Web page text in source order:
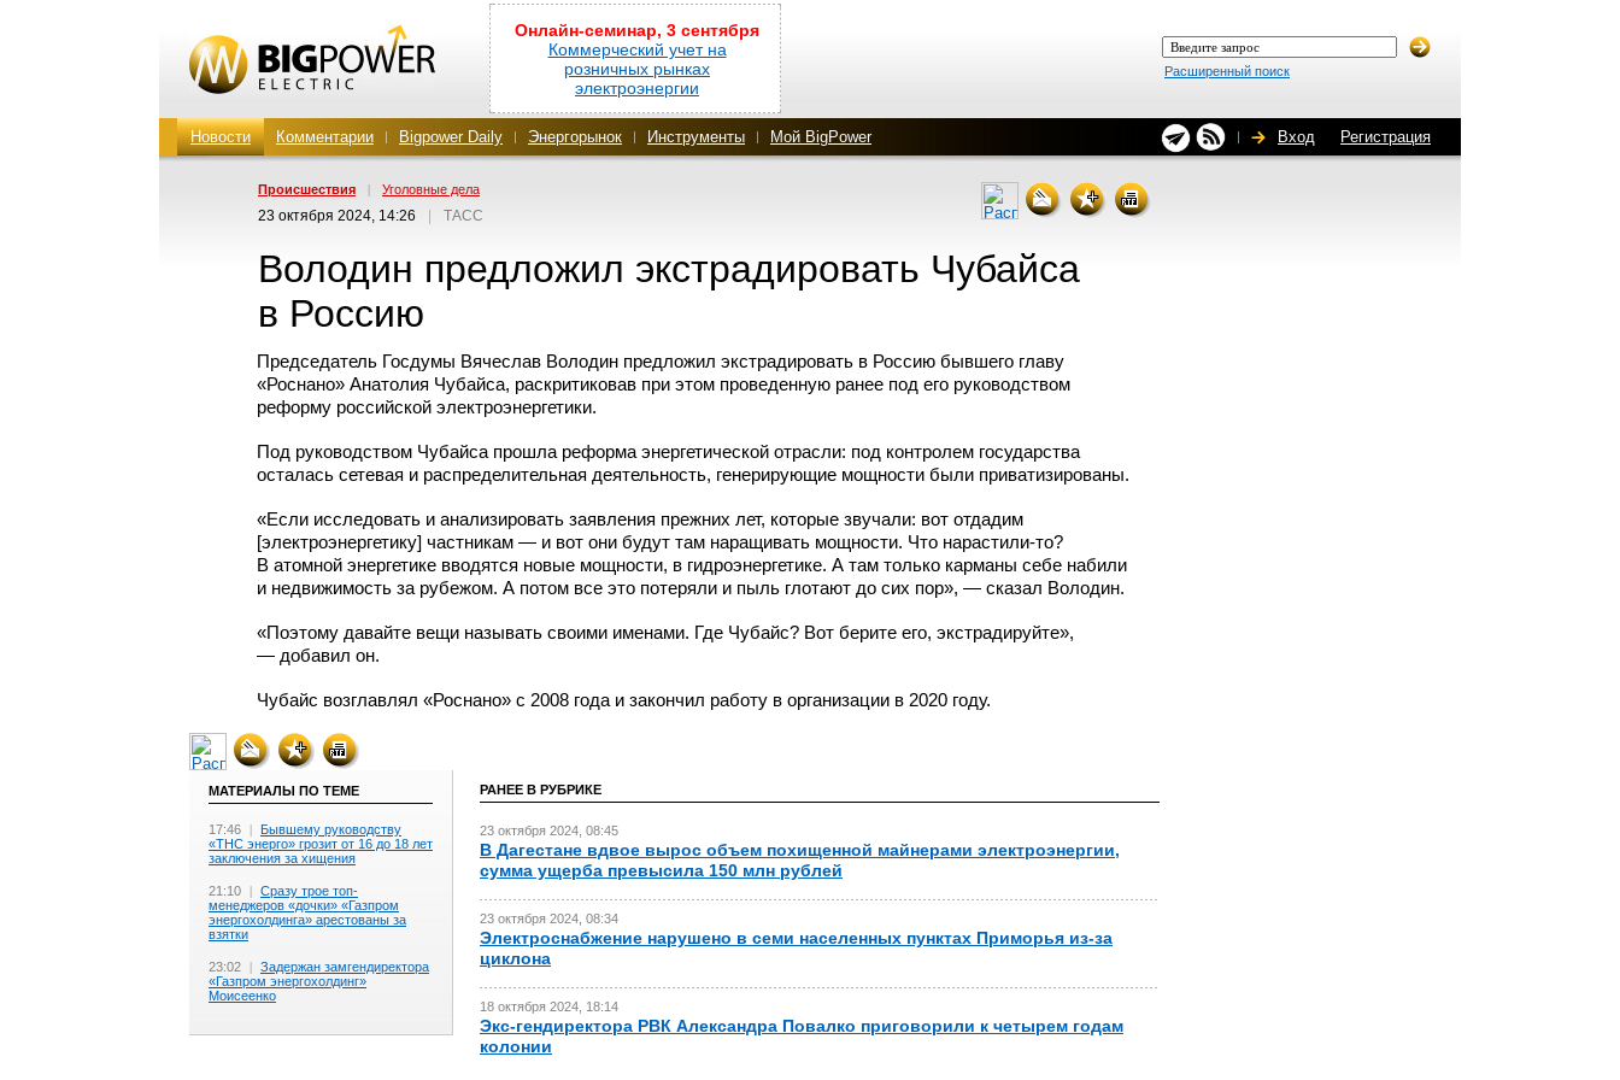
Онлайн-семинар, 3 сентября
Коммерческий учет на
розничных рынках
электроэнергии
Расширенный поиск
Новости Комментарии Bigpower Daily Энергорынок Инструменты Мой BigPower Вход Регистрация
Проиcшествия | Уголовные дела
23 октября 2024, 14:26 ТАСС
Володин предложил экстрадировать Чубайса
в Россию
Председатель Госдумы Вячеслав Володин предложил экстрадировать в Россию бывшего главу
«Роснано» Анатолия Чубайса, раскритиковав при этом проведенную ранее под его руководством
реформу российской электроэнергетики.
Под руководством Чубайса прошла реформа энергетической отрасли: под контролем государства
осталась сетевая и распределительная деятельность, генерирующие мощности были приватизированы.
«Если исследовать и анализировать заявления прежних лет, которые звучали: вот отдадим
[электроэнергетику] частникам — и вот они будут там наращивать мощности. Что нарастили-то?
В атомной энергетике вводятся новые мощности, в гидроэнергетике. А там только карманы себе набили
и недвижимость за рубежом. А потом все это потеряли и пыль глотают до сих пор», — сказал Володин.
«Поэтому давайте вещи называть своими именами. Где Чубайс? Вот берите его, экстрадируйте»,
— добавил он.
Чубайс возглавлял «Роснано» с 2008 года и закончил работу в организации в 2020 году.
МАТЕРИАЛЫ ПО ТЕМЕ
17:46 | Бывшему руководству
«ТНС энерго» грозит от 16 до 18 лет
заключения за хищения
21:10 | Сразу трое топ-
менеджеров «дочки» «Газпром
энергохолдинга» арестованы за
взятки
23:02 | Задержан замгендиректора
«Газпром энергохолдинг»
Моисеенко
РАНЕЕ В РУБРИКЕ
23 октября 2024, 08:45
В Дагестане вдвое вырос объем похищенной майнерами электроэнергии,
сумма ущерба превысила 150 млн рублей
23 октября 2024, 08:34
Электроснабжение нарушено в семи населенных пунктах Приморья из-за
циклона
18 октября 2024, 18:14
Экс-гендиректора РВК Александра Повалко приговорили к четырем годам
колонии